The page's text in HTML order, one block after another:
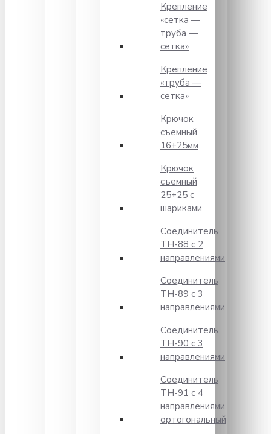
Крепление
«сетка —
труба —
сетка»
Крепление
«труба —
сетка»
Крючок
съемный
16+25мм
Крючок
съемный
25+25 с
шариками
Соединитель
TH-88 с 2
направлениями
Соединитель
TH-89 с 3
направлениями
Соединитель
TH-90 с 3
направлениями
Соединитель
TH-91 с 4
направлениями,
ортогональный